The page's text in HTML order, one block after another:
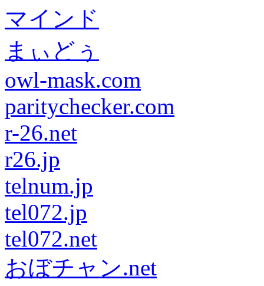
マインド
まぃどぅ
owl-mask.com
paritychecker.com
r-26.net
r26.jp
telnum.jp
tel072.jp
tel072.net
おぼチャン.net